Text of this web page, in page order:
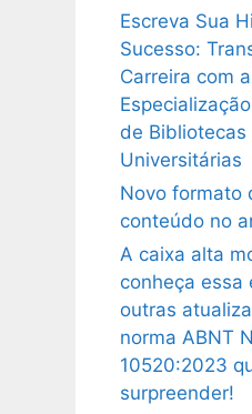
Escreva Sua
Sucesso:
Carreira com a
de Bibliotecas
Universitárias
Novo formato
conteúdo no
A caixa alta
conheça essa
outras
norma ABNT
10520:2023
surpreender!